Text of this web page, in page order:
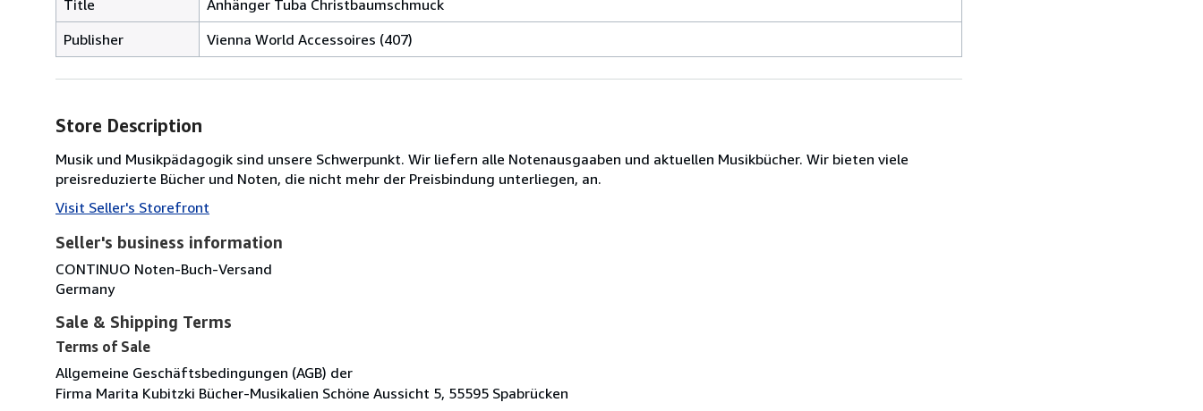
Title
Anhänger Tuba Christbaumschmuck
Publisher
Vienna World Accessoires (407)
Store Description
Musik und Musikpädagogik sind unsere Schwerpunkt. Wir liefern alle Notenausgaaben und aktuellen Musikbücher. Wir bieten viele
preisreduzierte Bücher und Noten, die nicht mehr der Preisbindung unterliegen, an.
Visit Seller's Storefront
Seller's business information
CONTINUO Noten-Buch-Versand
Germany
Sale & Shipping Terms
Terms of Sale
Allgemeine Geschäftsbedingungen (AGB) der
Firma Marita Kubitzki Bücher-Musikalien Schöne Aussicht 5, 55595 Spabrücken